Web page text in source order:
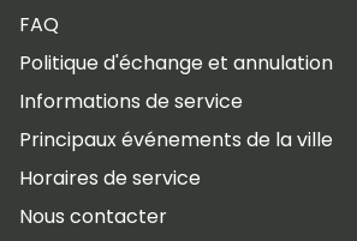
FAQ
Politique d'échange et annulation
Informations de service
Principaux événements de la ville
Horaires de service
Nous contacter